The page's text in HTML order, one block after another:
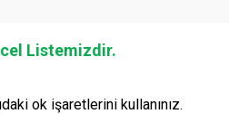
Listemizdir.
ok işaretlerini kullanınız.